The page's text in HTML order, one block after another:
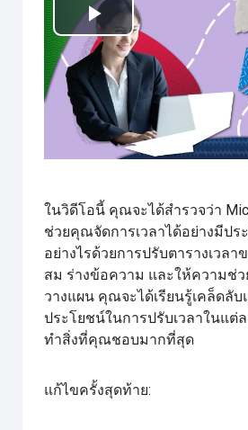
เล่น
วิดีโอ
ในวิดีโอนี้ คุณจะได้สำรวจว่า
ช่วยคุณจัดการเวลาได้อย่างมีปร
อย่างไรด้วยการปรับตารางเวล
สม ร่างข้อความ และให้ความช่ว
วางแผน คุณจะได้เรียนรู้เคล็ดลั
ประโยชน์ในการปรับเวลาในแต่
ทำสิ่งที่คุณชอบมากที่สุด
แก้ไขครั้งสุดท้าย: